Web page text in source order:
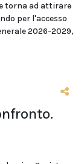
torna ad attirare
per l'accesso
2026-2029,